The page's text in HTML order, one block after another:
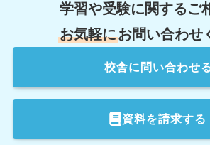
学習や受験に関するご
お気軽にお問い合わせ
校舎に問い合わせ
資料を請求する